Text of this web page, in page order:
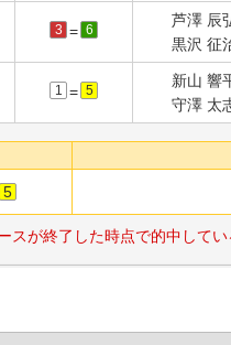
3 = 6
芦澤 辰
黒沢 征
1 = 5
新山 響
守澤 太
5
が終了した時点で的中してい